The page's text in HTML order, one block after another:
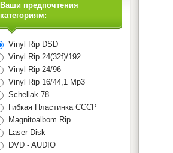
Ваши предпочтения
категориям:
Vinyl Rip DSD
Vinyl Rip 24(32f)/192
Vinyl Rip 24/96
Vinyl Rip 16/44,1 Mp3
Schellak 78
Гибкая Пластинка СССР
Magnitoalbom Rip
Laser Disk
DVD - AUDIO